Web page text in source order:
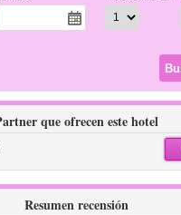
que ofrecen este hotel
Resumen recensión